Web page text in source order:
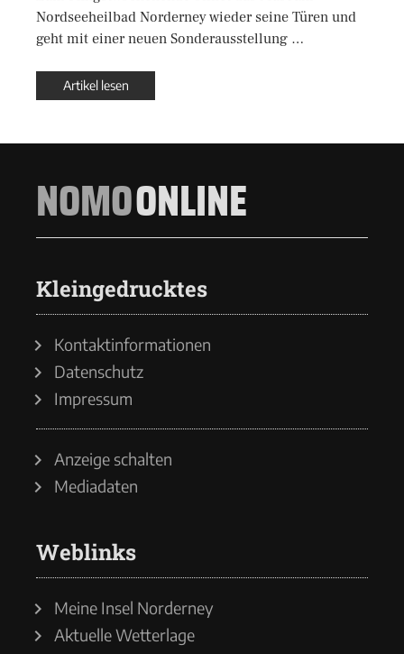
Nordseeheilbad Norderney wieder seine Türen und
geht mit einer neuen Sonderausstellung …
Artikel lesen
NOMOONLINE
Kleingedrucktes
Kontaktinformationen
Datenschutz
Impressum
Anzeige schalten
Mediadaten
Weblinks
Meine Insel Norderney
Aktuelle Wetterlage